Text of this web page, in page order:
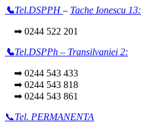
📞Tel.DSPPH– Tache Ionescu 13:
➡ 0244 522 201
📞Tel.DSPPh – Transilvaniei 2:
➡ 0244 543 433
➡ 0244 543 818
➡ 0244 543 861
📞Tel. PERMANENTA